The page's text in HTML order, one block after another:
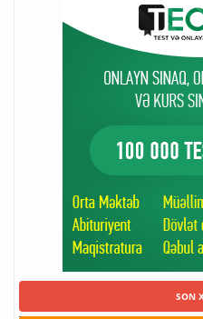
SON